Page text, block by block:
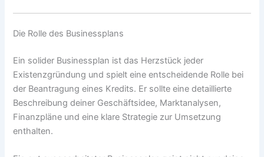
Die Rolle des Businessplans
Ein solider Businessplan ist das Herzstück jeder
Existenzgründung und spielt eine entscheidende Rolle bei
der Beantragung eines Kredits. Er sollte eine detaillierte
Beschreibung deiner Geschäftsidee, Marktanalysen,
Finanzpläne und eine klare Strategie zur Umsetzung
enthalten.